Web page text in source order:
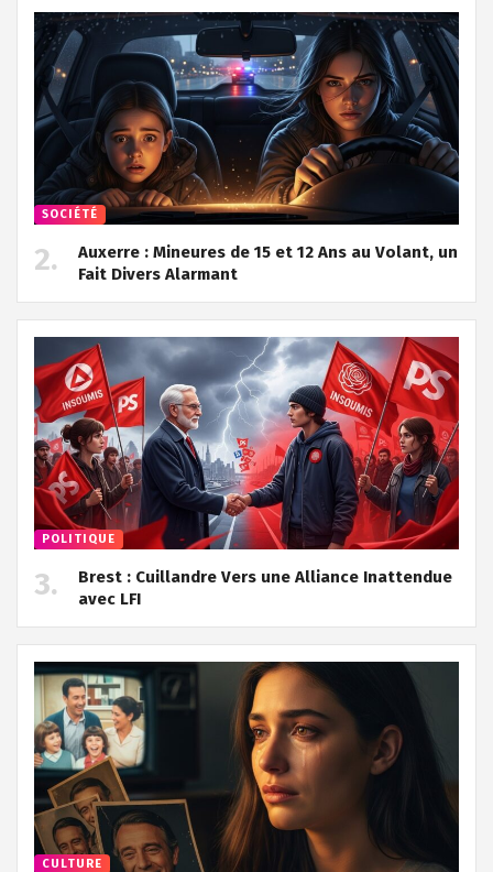
SOCIÉTÉ
Auxerre : Mineures de 15 et 12 Ans au Volant, un
Fait Divers Alarmant
POLITIQUE
Brest : Cuillandre Vers une Alliance Inattendue
avec LFI
CULTURE